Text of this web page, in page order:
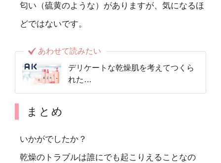
匂い（硫黄のような）がありますが、気になるほ
どではないです。
あわせて読みたい
デリケートな乾燥肌を考えてつくら
れた
天然セラミド配合のスキンケアライ
まとめ
いかがでしたか？
乾燥のトラブルは誰にでも起こりえることなの